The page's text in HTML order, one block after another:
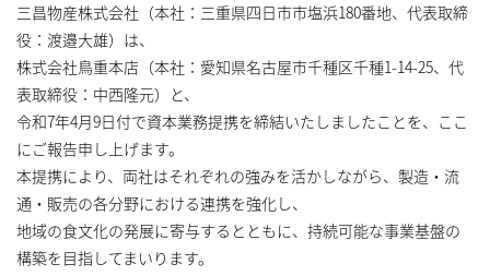
三昌物産株式会社（本社：三重県四日市市塩浜180番地、代表取締
役：渡邉大雄）は、
株式会社鳥重本店（本社：愛知県名古屋市千種区千種1-14-25、代
表取締役：中西隆元）と、
令和7年4月9日付で資本業務提携を締結いたしましたことを、ここ
にご報告申し上げます。
本提携により、両社はそれぞれの強みを活かしながら、製造・流
通・販売の各分野における連携を強化し、
地域の食文化の発展に寄与するとともに、持続可能な事業基盤の
構築を目指してまいります。